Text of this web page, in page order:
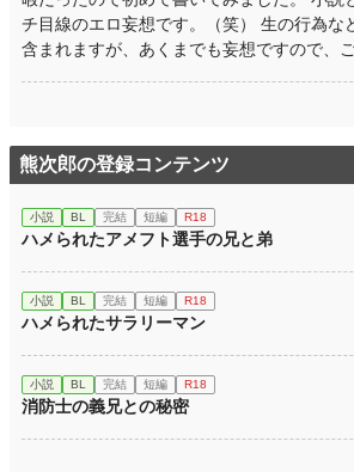
チ目線のエロ妄想です。（笑） 生の行為な
含まれますが、あくまでも妄想ですので、
熊次郎の登録コンテンツ
小説 BL 完結 短編 R18
ハメられたアメフト選手の兄と弟
小説 BL 完結 短編 R18
ハメられたサラリーマン
小説 BL 完結 短編 R18
消防士の義兄との秘密